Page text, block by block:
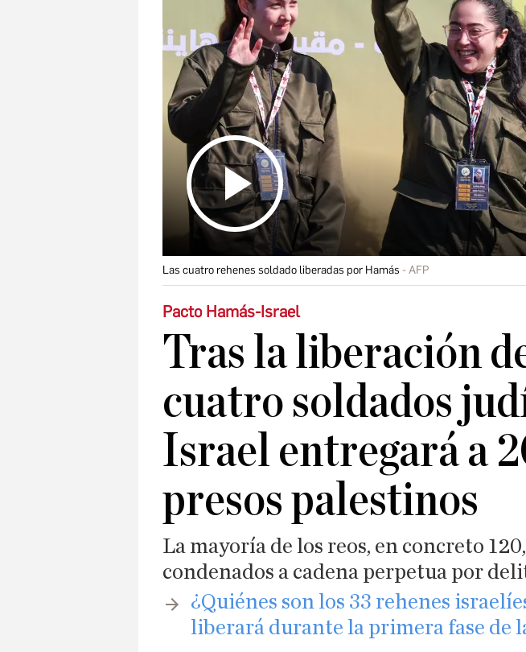
Las cuatro rehenes soldado liberadas por Hamás AFP
Pacto Hamás-Israel
Tras la liberación
cuatro soldados
Israel entregará a
presos palestinos
La mayoría de los reos, en concreto
condenados a cadena perpetua por
​¿Quiénes son los 33 rehenes
liberará durante la primera fase de